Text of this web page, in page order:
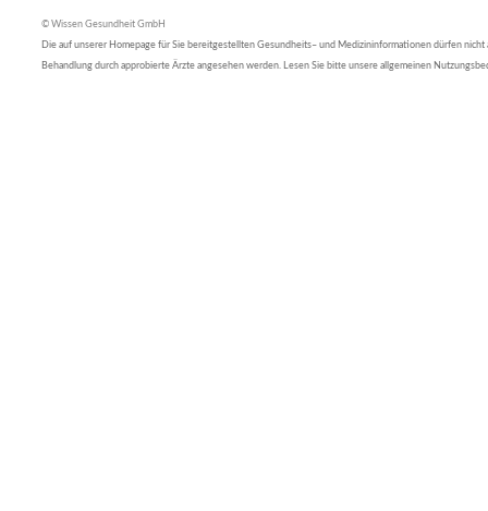
© Wissen Gesundheit GmbH
Die auf unserer Homepage für Sie bereitgestellten Gesundheits– und Medizininformationen dürfen nicht
Behandlung durch approbierte Ärzte angesehen werden. Lesen Sie bitte unsere allgemeinen